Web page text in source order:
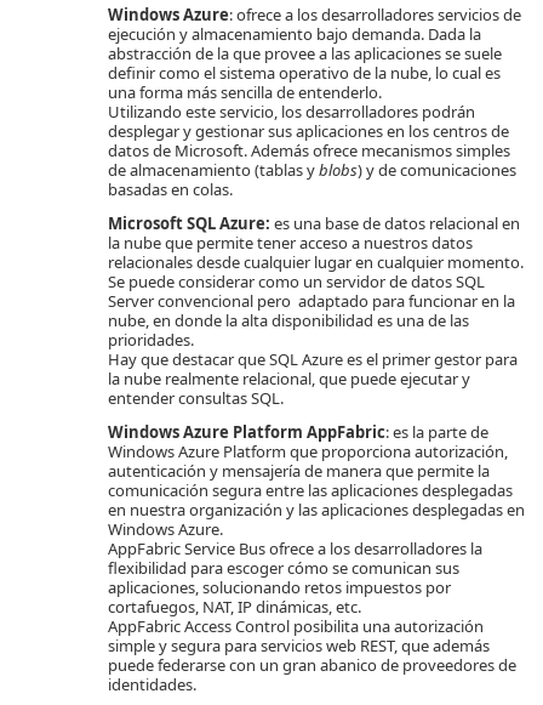
Windows Azure: ofrece a los desarrolladores servicios de
ejecución y almacenamiento bajo demanda. Dada la
abstracción de la que provee a las aplicaciones se suele
definir como el sistema operativo de la nube, lo cual es
una forma más sencilla de entenderlo.
Utilizando este servicio, los desarrolladores podrán
desplegar y gestionar sus aplicaciones en los centros de
datos de Microsoft. Además ofrece mecanismos simples
de almacenamiento (tablas yblobs) y de comunicaciones
basadas en colas.
Microsoft SQL Azure: es una base de datos relacional en
la nube que permite tener acceso a nuestros datos
relacionales desde cualquier lugar en cualquier momento.
Se puede considerar como un servidor de datos SQL
Server convencional pero adaptado para funcionar en la
nube, en donde la alta disponibilidad es una de las
prioridades.
Hay que destacar que SQL Azure es el primer gestor para
la nube realmente relacional, que puede ejecutar y
entender consultas SQL.
Windows Azure Platform AppFabric: es la parte de
Windows Azure Platform que proporciona autorización,
autenticación y mensajería de manera que permite la
comunicación segura entre las aplicaciones desplegadas
en nuestra organización y las aplicaciones desplegadas en
Windows Azure.
AppFabric Service Bus ofrece a los desarrolladores la
flexibilidad para escoger cómo se comunican sus
aplicaciones, solucionando retos impuestos por
cortafuegos, NAT, IP dinámicas, etc.
AppFabric Access Control posibilita una autorización
simple y segura para servicios web REST, que además
puede federarse con un gran abanico de proveedores de
identidades.